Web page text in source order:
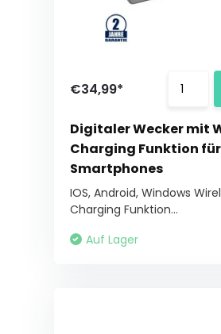
€34,99*
Digitaler Wecker mit
Charging Funktion für
Smartphones
IOS, Android, Windows
Charging Funktion...
Auf Lager